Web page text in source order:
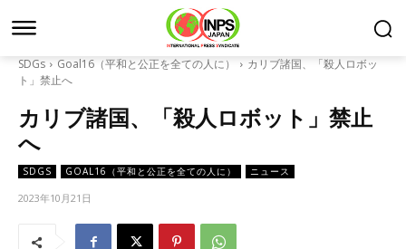
SDGs Goal16（平和と公正を全ての人に）
カリブ諸国、「殺人ロボッ
ト」禁止へ
カリブ諸国、「殺人ロボット」禁止
へ
SDGS GOAL16（平和と公正を全ての人に） ニュース
2023年10月21日